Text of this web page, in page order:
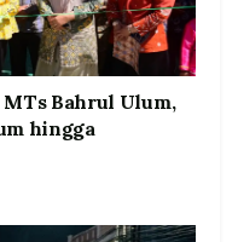
MTs Bahrul Ulum,
hingga